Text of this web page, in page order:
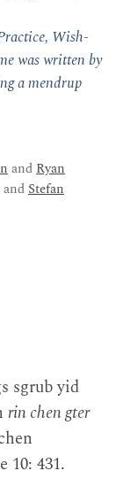
Wish-
was written by
a mendrup
and Ryan
Stefan
sgrub yid
rin chen gter
10: 431.